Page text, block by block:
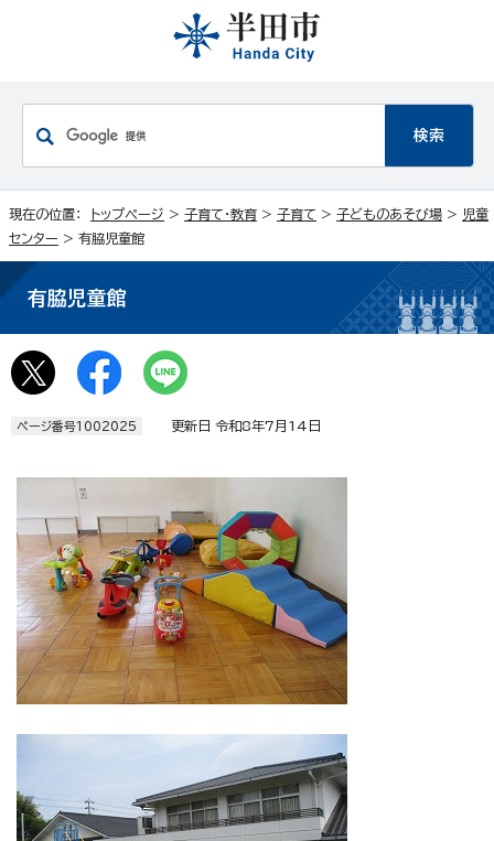
現在の位置： トップページ > 子育て・教育 > 子育て > 子どものあそび場 > 児童
センター > 有脇児童館
有脇児童館
ページ番号1002025 更新日 令和8年7月14日